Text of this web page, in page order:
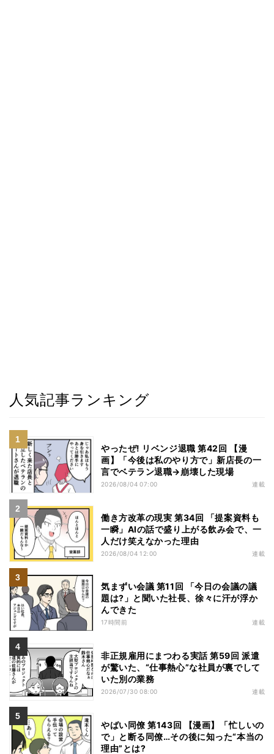
人気記事ランキング
やったぜ! リベンジ退職 第42回 【漫
画】「今後は私のやり方で」新店長の一
言でベテラン退職→崩壊した現場
2026/08/04 07:00 連載
働き方改革の現実 第34回 「提案資料も
一瞬」AIの話で盛り上がる飲み会で、一
人だけ笑えなかった理由
2026/08/04 12:00 連載
気まずい会議 第11回 「今日の会議の議
題は?」と聞いた社長、徐々に汗が浮か
んできた
17時間前 連載
非正規雇用にまつわる実話 第59回 派遣
が驚いた、“仕事熱心”な社員が裏でして
いた別の業務
2026/07/30 08:00 連載
やばい同僚 第143回 【漫画】「忙しいの
で」と断る同僚…その後に知った“本当の
理由”とは?